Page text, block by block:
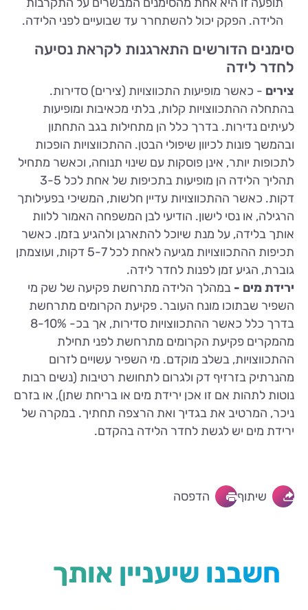
הלידה. הפקק יכול להשתחרר עד שבועיים לפני הלידה.
סימנים הדורשים התארגנות לקראת נסיעה
לחדר לידה
צירים - כאשר מופיעות התכווצויות (צירים) סדירות.
בהתחלה ההתכווצויות קלות, בלתי מכאיבות ומופיעות
לעיתים נדירות. בדרך כלל הן מתחילות בגב התחתון
ובהמשך פונות לכיוון שיפולי הבטן. ההתכווצויות הופכות
לתכופות יותר, אינן פוסקות עם שינוי תנוחה, וכאשר מתחיל
תהליך הלידה הן מופיעות בתכיפות של אחת לכל 3-5
דקות. כאשר ההתכווצויות עדיין חלשות, המשיכי בפעילותך
הרגילה, או נסי לישון. הודיעי לבן המשפחה האמור ללוות
אותך בלידה, על מנת שיוכל להתארגן ולהגיע בזמן. כאשר
תכיפות ההתכווצויות מגיעה לאחת לכל 5-7 דקות, ועוצמתן
גוברת, הגיע זמן לפנות לחדר לידה.
ירידת מים - במהלך הלידה מתרחשת פקיעה של שק מי
השפיר שבתוכו מונח העובר. פקיעת הקרומים מתרחשת
בדרך כלל כאשר ההתכווצויות סדירות, אך בכ- 8-10%
מהמקרים פקיעת הקרומים מתרחשת לפני תחילת
ההתכווצויות, בשלב מוקדם. מי השפיר עשויים לזרום
מהנרתיק בזרזיף דק ולגרום לתחושת רטיבות (נשים רבות
נוטות לתהות אם זו אכן ירידת מים או בריחת שתן), או בזרם
ניכר, המרטיב את בגדיך ואת הרצפה תחתיך. במקרה של
ירידת מים יש לגשת לחדר הלידה בהקדם.
שיתוף הדפסה
חשבנו שיעניין אותך